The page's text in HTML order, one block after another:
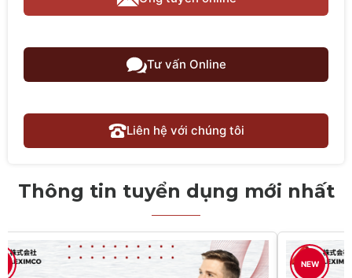
Tư vấn Online
Liên hệ với chúng tôi
Thông tin tuyển dụng mới nhất
NEW